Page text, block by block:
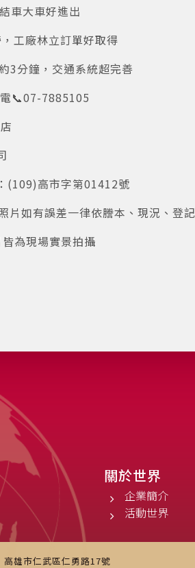
車大車好進出
工廠林立訂單好取得
3分鐘，交通系統超完善
📞07-7885105
(109)高市字第01412號
片如有誤差一律依謄本、現況、登
為現場實景拍攝
關於世界
企業簡介
活動世界
高雄市仁武區仁勇路17號